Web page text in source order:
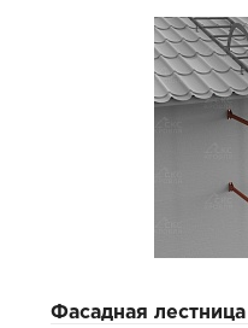
Фасадная